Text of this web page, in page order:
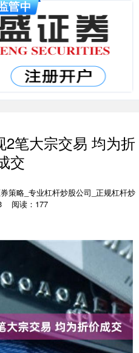
笔大宗交易 均为折
交
策略_专业杠杆炒股公司_正规杠杆炒
阅读：177